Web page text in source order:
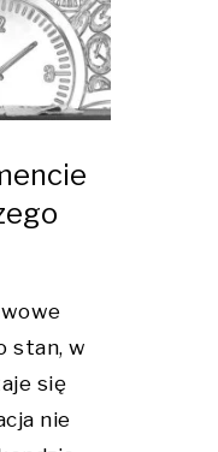
stan, w
się
nie